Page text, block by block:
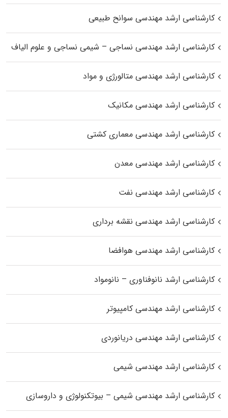
کارشناسی ارشد مهندسی سوانح طبیعی
کارشناسی ارشد مهندسی نساجی – شیمی نساجی و علوم الیاف
کارشناسی ارشد مهندسی متالورژی و مواد
کارشناسی ارشد مهندسی مکانیک
کارشناسی ارشد مهندسی معماری کشتی
کارشناسی ارشد مهندسی معدن
کارشناسی ارشد مهندسی نفت
کارشناسی ارشد مهندسی نقشه برداری
کارشناسی ارشد مهندسی هوافضا
کارشناسی ارشد نانوفناوری – نانومواد
کارشناسی ارشد مهندسی کامپیوتر
کارشناسی ارشد مهندسی دریانوردی
کارشناسی ارشد مهندسی شیمی
کارشناسی ارشد مهندسی شیمی – بیوتکنولوژی و داروسازی